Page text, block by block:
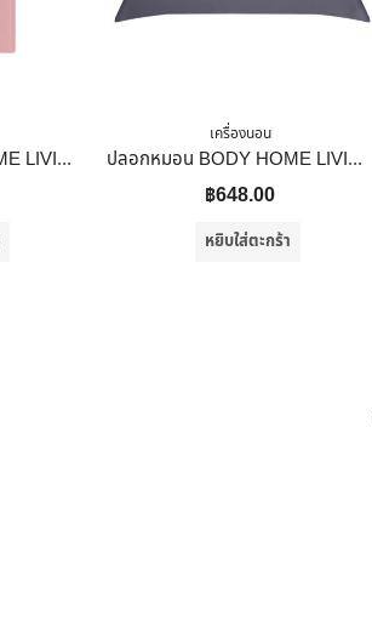
ปลอกหมอน BODY HOME LIVING STYLE CT SATEEN สีชมพู
เครื่องนอน
ปลอกหมอน BODY HOME LIVING STYLE CT SATEEN สีเทา
฿648.00
หยิบใส่ตะกร้า